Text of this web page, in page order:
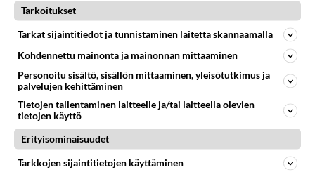
ALLEKIRJOITTANUT HÄNEN MUUTO ILMOITUSTAAN
METSÄNHOITO Vastattu 1v
Lehtikuusesta
Tuttu isäntä hakkasi tuossa hiljattain metsäänsä ja sai
tuotolla hyvän tilin. En osaa tarkasti sanoa, miten
paljon hakat...
19.11.2013 17:27
Tarkoitukset
Tarkat sijaintitiedot ja tunnistaminen laitetta skannaamalla
Kohdennettu mainonta ja mainonnan mittaaminen
Personoitu sisältö, sisällön mittaaminen, yleisötutkimus ja
palvelujen kehittäminen
Tietojen tallentaminen laitteelle ja/tai laitteella olevien
tietojen käyttö
Erityisominaisuudet
Tarkkojen sijaintitietojen käyttäminen